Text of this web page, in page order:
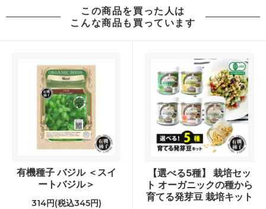
この商品を買った人は
こんな商品も買っています
有機種子 バジル ＜スイ
ートバジル＞
314円(税込345円)
【選べる5種】 栽培セッ
ト オーガニックの種から
育てる発芽豆 栽培キット